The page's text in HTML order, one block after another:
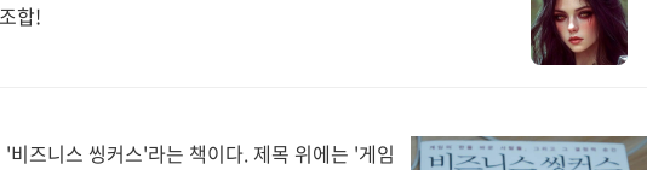
합!
즈니스 씽커스'라는 책이다. 제목 위에는 '게임